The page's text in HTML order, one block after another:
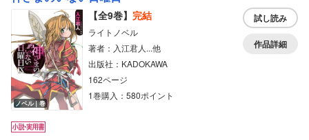
ノベル｜巻
【全9巻】 完結
ライトノベル
著者：入江君人...他
出版社：KADOKAWA
162ページ
1巻購入：580ポイント
試し読み
作品詳細